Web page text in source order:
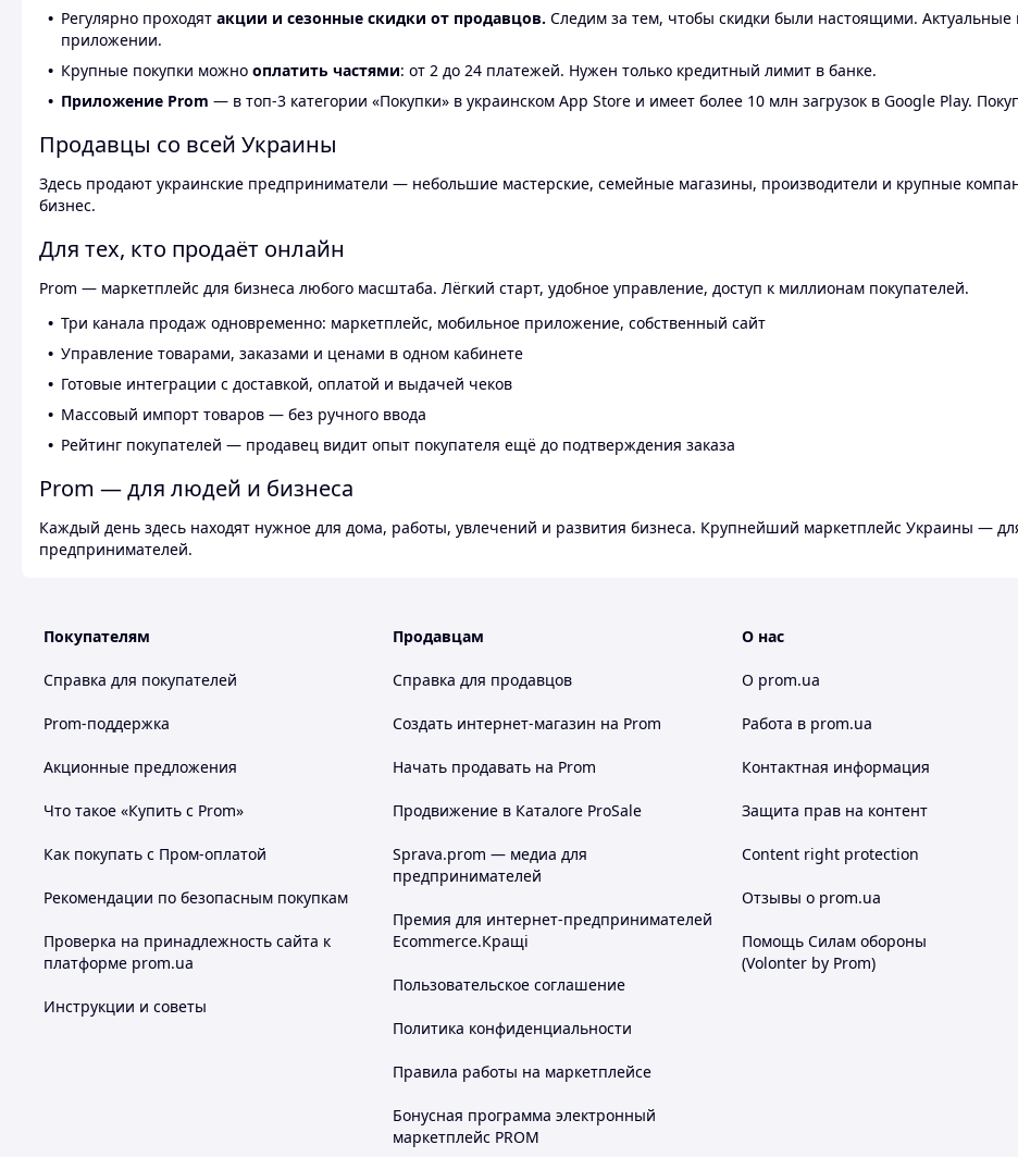
Регулярно проходят акции и сезонные скидки от продавцов. Следим за тем, чтобы скидки были настоящими.
приложении.
Крупные покупки можно оплатить частями: от 2 до 24 платежей. Нужен только кредитный лимит в банке.
Приложение Prom — в топ-3 категории «Покупки» в украинском App Store и имеет более 10 млн загрузок в Google Play.
Продавцы со всей Украины
Здесь продают украинские предприниматели — небольшие мастерские, семейные магазины, производители и крупные
бизнес.
Для тех, кто продаёт онлайн
Prom — маркетплейс для бизнеса любого масштаба. Лёгкий старт, удобное управление, доступ к миллионам покупателей.
Три канала продаж одновременно: маркетплейс, мобильное приложение, собственный сайт
Управление товарами, заказами и ценами в одном кабинете
Готовые интеграции с доставкой, оплатой и выдачей чеков
Массовый импорт товаров — без ручного ввода
Рейтинг покупателей — продавец видит опыт покупателя ещё до подтверждения заказа
Prom — для людей и бизнеса
Каждый день здесь находят нужное для дома, работы, увлечений и развития бизнеса. Крупнейший маркетплейс Украины —
предпринимателей.
Покупателям
Справка для покупателей
Prom-поддержка
Акционные предложения
Что такое «Купить с Prom»
Как покупать с Пром-оплатой
Рекомендации по безопасным покупкам
Проверка на принадлежность сайта к
платформе prom.ua
Инструкции и советы
Продавцам
Справка для продавцов
Создать интернет-магазин на Prom
Начать продавать на Prom
Продвижение в Каталоге ProSale
Sprava.prom — медиа для
предпринимателей
Премия для интернет-предпринимателей
Ecommerce.Кращі
Пользовательское соглашение
Политика конфиденциальности
Правила работы на маркетплейсе
Бонусная программа электронный
маркетплейс PROM
О нас
О prom.ua
Работа в prom.ua
Контактная информация
Защита прав на контент
Content right protection
Отзывы о prom.ua
Помощь Силам обороны
(Volonter by Prom)